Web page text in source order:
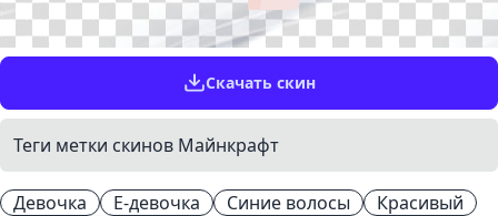
Скачать скин
Теги метки скинов Майнкрафт
Девочка Е-девочка Синие волосы
Красивый